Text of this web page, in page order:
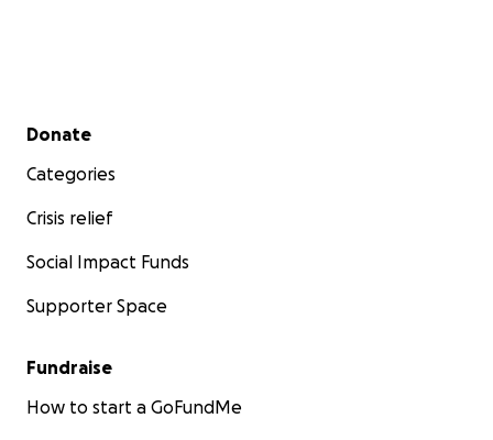
Secondary menu
Donate
Categories
Crisis relief
Social Impact Funds
Supporter Space
Fundraise
How to start a GoFundMe